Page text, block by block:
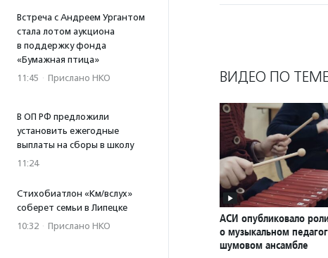
Встреча с Андреем Ургантом
стала лотом аукциона
в поддержку фонда
«Бумажная птица»
11:45 · Прислано НКО
В ОП РФ предложили
установить ежегодные
выплаты на сборы в школу
11:24
Стихобиатлон «Км/вслух»
соберет семьи в Липецке
10:32 · Прислано НКО
ВИДЕО ПО
АСИ опубликовало
о музыкальном
шумовом ансамбле